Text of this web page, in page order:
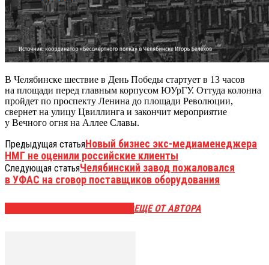
В Челябинске шествие в День Победы стартует в 13 часов
на площади перед главным корпусом ЮУрГУ. Оттуда колонна
пройдет по проспекту Ленина до площади Революции,
свернет на улицу Цвиллинга и закончит мероприятие
у Вечного огня на Аллее Славы.
Предыдущая статьяНовый бизнес экс-медиаменеджера
НМГ не оценили российские клиенты
Следующая статьяЧелябинский завод пожаловался
в УФАС на сговор поставщиков оборудования
ЕЩЕ ОТ АВТОРА